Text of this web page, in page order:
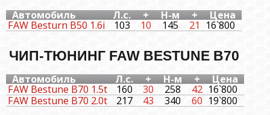
Автомобиль Л.с. + Н-м + Цена
FAW Besturn B50 1.6i 103 10 145 21 16`800
ЧИП-ТЮНИНГ FAW BESTUNE B70
Автомобиль Л.с. + Н-м + Цена
FAW Bestune B70 1.5t 160 30 258 42 16`800
FAW Bestune B70 2.0t
217 43 340 60 19`800